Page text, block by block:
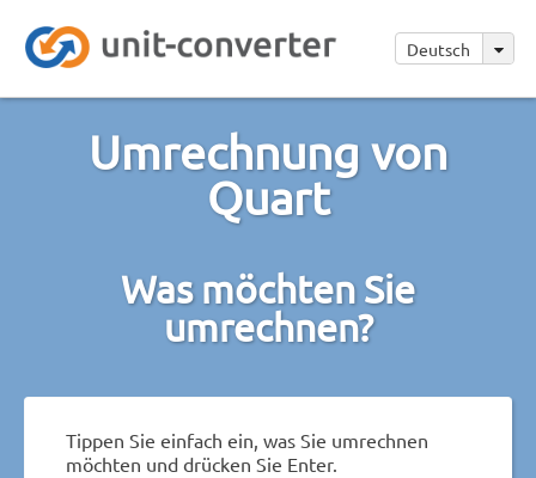
Deutsch
Umrechnung von
Quart
Was möchten Sie
umrechnen?
Tippen Sie einfach ein, was Sie umrechnen
möchten und drücken Sie Enter.